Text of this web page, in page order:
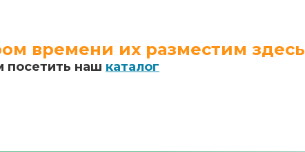
времени их разместим здесь
посетить наш каталог